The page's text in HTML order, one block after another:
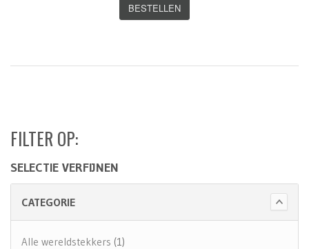
BESTELLEN
FILTER OP:
SELECTIE VERFIJNEN
CATEGORIE
Alle wereldstekkers (1)